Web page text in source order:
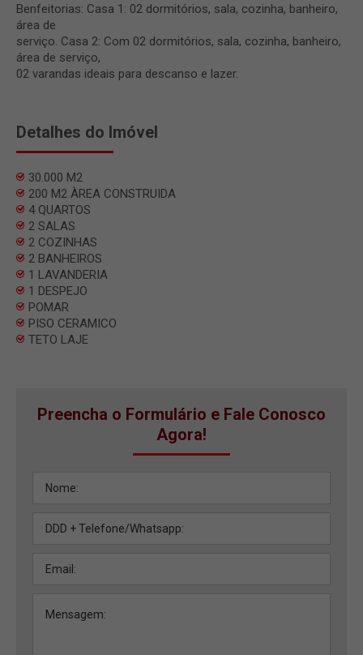
Benfeitorias: Casa 1: 02 dormitórios, sala, cozinha, banheiro,
área de
serviço. Casa 2: Com 02 dormitórios, sala, cozinha, banheiro,
área de serviço,
02 varandas ideais para descanso e lazer.
Detalhes do Imóvel
30.000 M2
200 M2 ÀREA CONSTRUIDA
4 QUARTOS
2 SALAS
2 COZINHAS
2 BANHEIROS
1 LAVANDERIA
1 DESPEJO
POMAR
PISO CERAMICO
TETO LAJE
Preencha o Formulário e Fale Conosco
Agora!